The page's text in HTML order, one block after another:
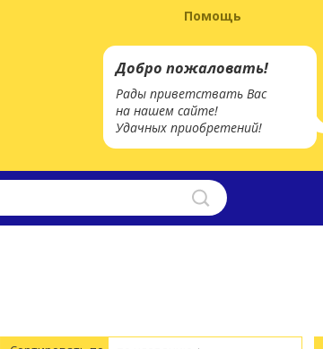
Добро пожаловать!
Рады приветствать Вас
на нашем сайте!
Удачных приобретений!
Помощь